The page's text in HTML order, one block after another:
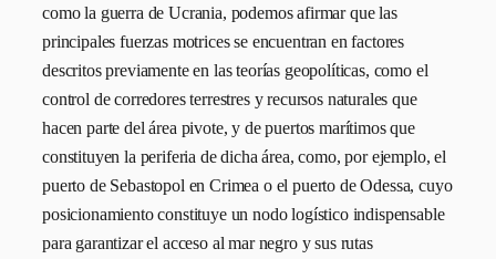
como la guerra de Ucrania, podemos afirmar que las
principales fuerzas motrices se encuentran en factores
descritos previamente en las teorías geopolíticas, como el
control de corredores terrestres y recursos naturales que
hacen parte del área pivote, y de puertos marítimos que
constituyen la periferia de dicha área, como, por ejemplo, el
puerto de Sebastopol en Crimea o el puerto de Odessa, cuyo
posicionamiento constituye un nodo logístico indispensable
para garantizar el acceso al mar negro y sus rutas